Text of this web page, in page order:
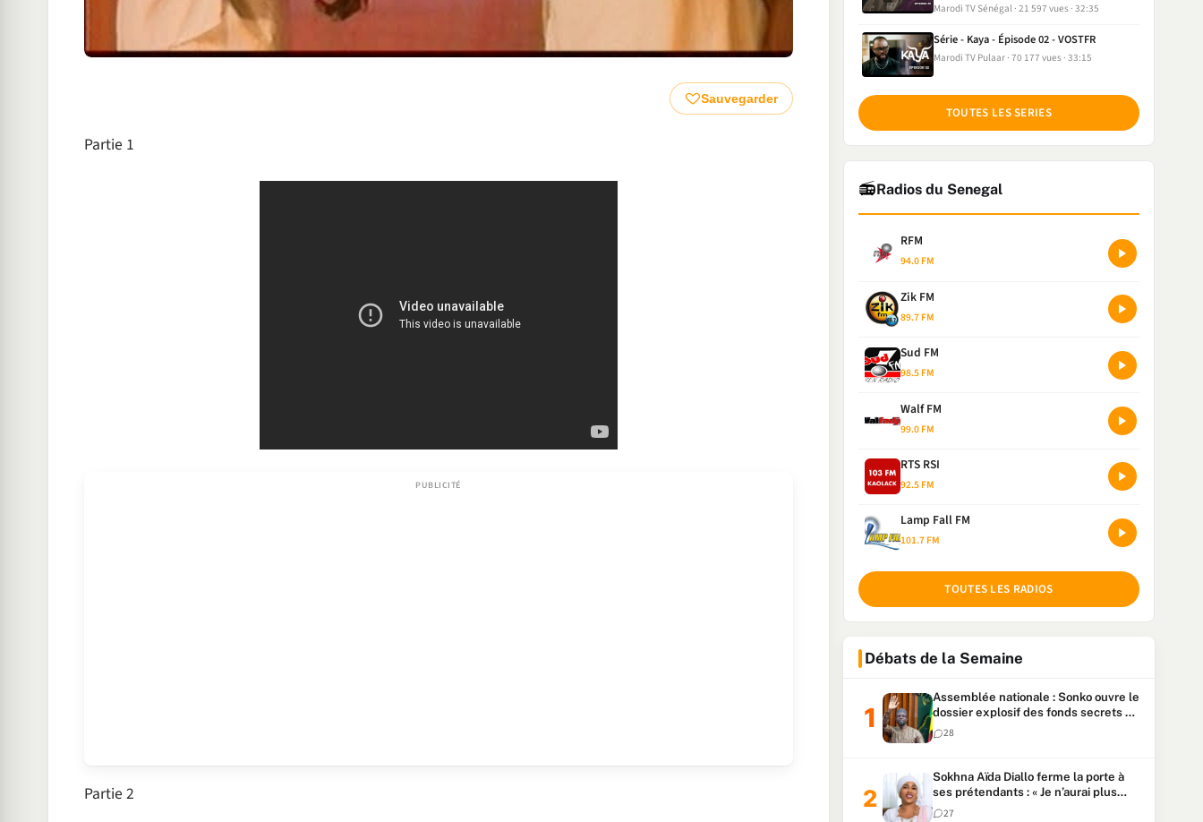
Sauvegarder
Partie 1
Partie 2
Marodi TV Sénégal 21 597 vues 32:35
Série - Kaya - Épisode 02 - VOSTFR
Marodi TV Pulaar 70 177 vues 33:15
TOUTES LES SERIES
📻Radios du Senegal
RFM
94.0 FM
Zik FM
89.7 FM
Sud FM
98.5 FM
Walf FM
99.0 FM
RTS RSI
92.5 FM
Lamp Fall FM
101.7 FM
TOUTES LES RADIOS
Débats de la Semaine
Assemblée nationale : Sonko ouvre le
dossier explosif des fonds secrets et
du patrimoine présidentiel
28
Sokhna Aïda Diallo ferme la porte à
ses prétendants : « Je n’aurai plus
jamais un autre mari »
27